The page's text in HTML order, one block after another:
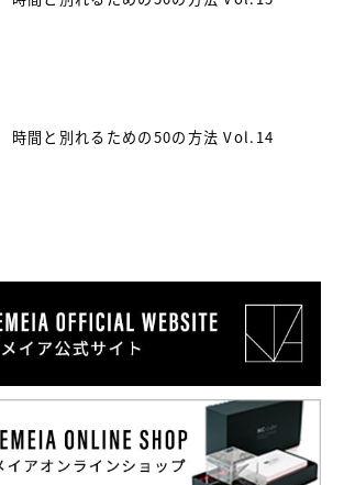
時間と別れるための50の方法 Vol.14